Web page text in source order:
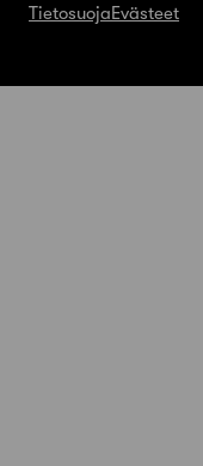
TietosuojaEvästeet